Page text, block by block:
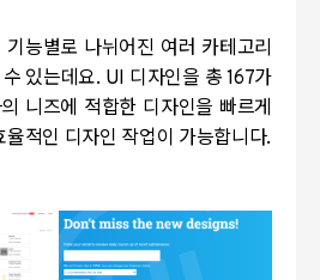
능별로 나뉘어진 여러 카테고리
있는데요. UI 디자인을 총 167가
니즈에 적합한 디자인을 빠르게
율적인 디자인 작업이 가능합니다.